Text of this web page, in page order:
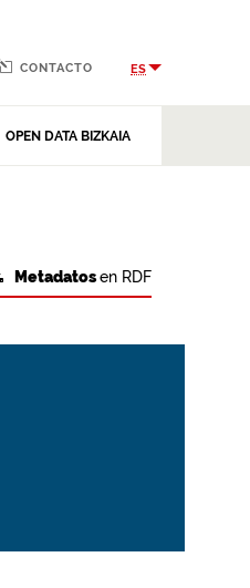
OPEN DATA BIZKAIA
CONTACTO ES
Metadatosen RDF